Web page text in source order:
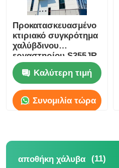
Προκατασκευασμένο
κτιριακό συγκρότημα
χαλύβδινου
εργαστηρίου S355JR,
κατασκευή
χαλύβδινου σκελετού
αποθήκης,
αντισεισμική αντοχή
Καλύτερη τιμή
Συνομιλία τώρα
αποθήκη χάλυβα (11)